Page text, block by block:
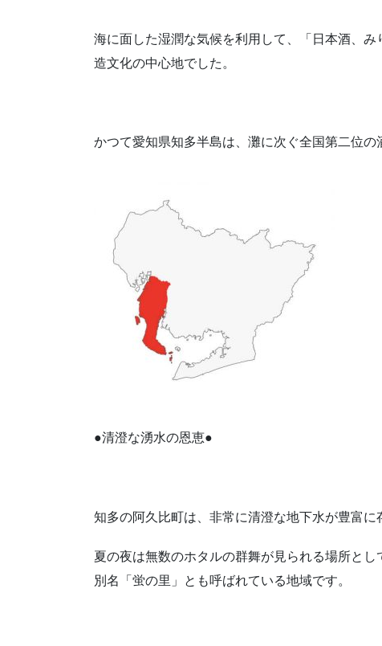
海に面した湿潤な気候を利用して、「日本酒、
造文化の中心地でした。
かつて愛知県知多半島は、灘に次ぐ全国第二位の
●清澄な湧水の恩恵●
知多の阿久比町は、非常に清澄な地下水が豊富に
夏の夜は無数のホタルの群舞が見られる場所とし
別名「蛍の里」とも呼ばれている地域です。